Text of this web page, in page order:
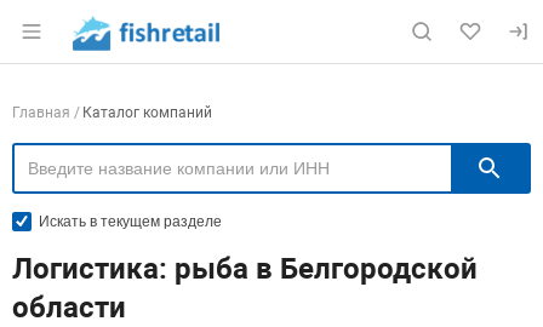
Раздел навигации по сайту fishretail.ru
Навигация по компаниям
Главная Каталог компаний
Искать в текущем разделе
Логистика: рыба в Белгородской
области